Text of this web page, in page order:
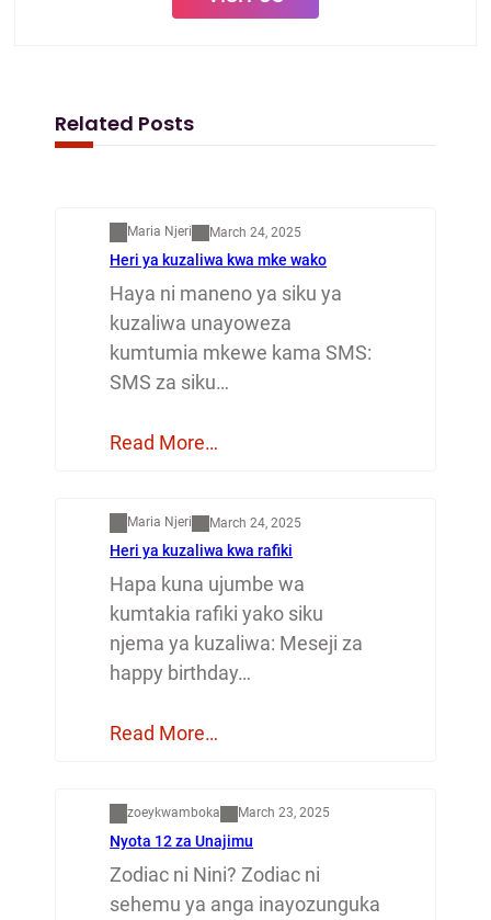
Related Posts
Maria Njeri March 24, 2025
Heri ya kuzaliwa kwa mke wako
Haya ni maneno ya siku ya
kuzaliwa unayoweza
kumtumia mkewe kama SMS:
SMS za siku…
Read More…
Maria Njeri March 24, 2025
Heri ya kuzaliwa kwa rafiki
Hapa kuna ujumbe wa
kumtakia rafiki yako siku
njema ya kuzaliwa: Meseji za
happy birthday…
Read More…
zoeykwamboka March 23, 2025
Nyota 12 za Unajimu
Zodiac ni Nini? Zodiac ni
sehemu ya anga inayozunguka